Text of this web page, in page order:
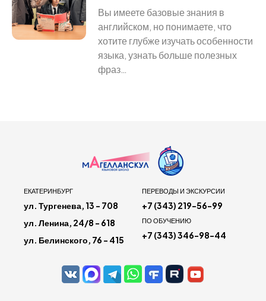
Вы имеете базовые знания в
английском, но понимаете, что
хотите глубже изучать особенности
языка, узнать больше полезных
фраз…
ЕКАТЕРИНБУРГ
ул. Тургенева, 13 - 708
ул. Ленина, 24/8 - 618
ул. Белинского, 76 - 415
ПЕРЕВОДЫ И ЭКСКУРСИИ
+7 (343) 219-56-99
ПО ОБУЧЕНИЮ
+7 (343) 346-98-44